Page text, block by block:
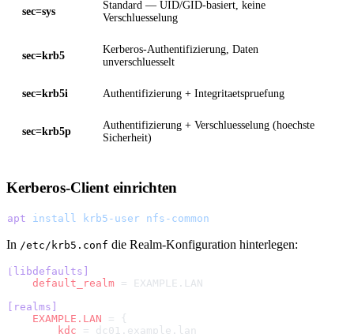
sec=sys
Standard — UID/GID-basiert, keine
Verschluesselung
sec=krb5
Kerberos-Authentifizierung, Daten
unverschluesselt
sec=krb5i Authentifizierung + Integritaetspruefung
sec=krb5p
Authentifizierung + Verschluesselung (hoechste
Sicherheit)
Kerberos-Client einrichten
apt install krb5-user nfs-common
In /etc/krb5.conf die Realm-Konfiguration hinterlegen:
[libdefaults]
    default_realm
= EXAMPLE.LAN
[realms]
    EXAMPLE.LAN
= {
        kdc
= dc01.example.lan